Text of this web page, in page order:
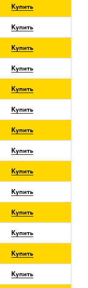
Купить
Купить
Купить
Купить
Купить
Купить
Купить
Купить
Купить
Купить
Купить
Купить
Купить
Купить